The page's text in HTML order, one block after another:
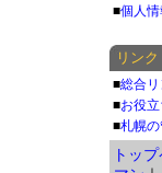
■個人
リンク
■総合リ
■お役
■札幌
トッ